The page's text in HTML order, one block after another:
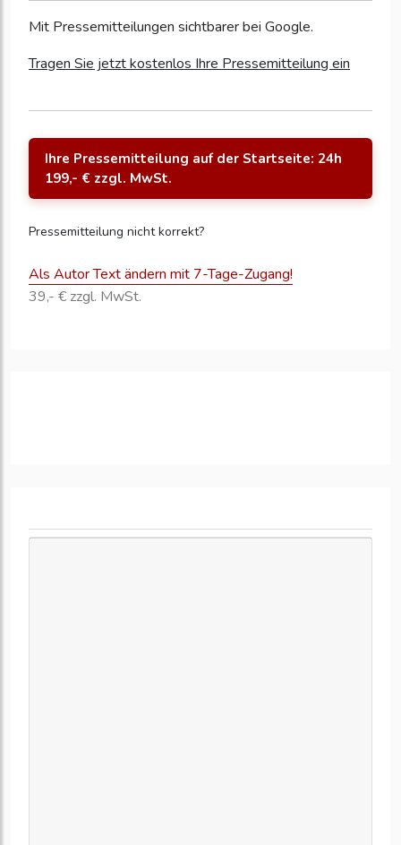
Mit Pressemitteilungen sichtbarer bei Google.
Tragen Sie jetzt kostenlos Ihre Pressemitteilung ein
Ihre Pressemitteilung auf der Startseite: 24h
199,- € zzgl. MwSt.
Pressemitteilung nicht korrekt?
Als Autor Text ändern mit 7-Tage-Zugang!
39,- € zzgl. MwSt.